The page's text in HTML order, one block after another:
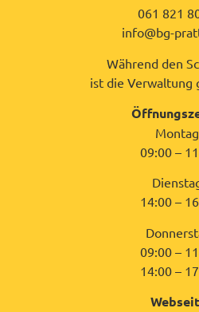
061 821
info@bg-
Während den
ist die Verwaltung
Montag
09:00 –
14:00 –
09:00 –
14:00 –